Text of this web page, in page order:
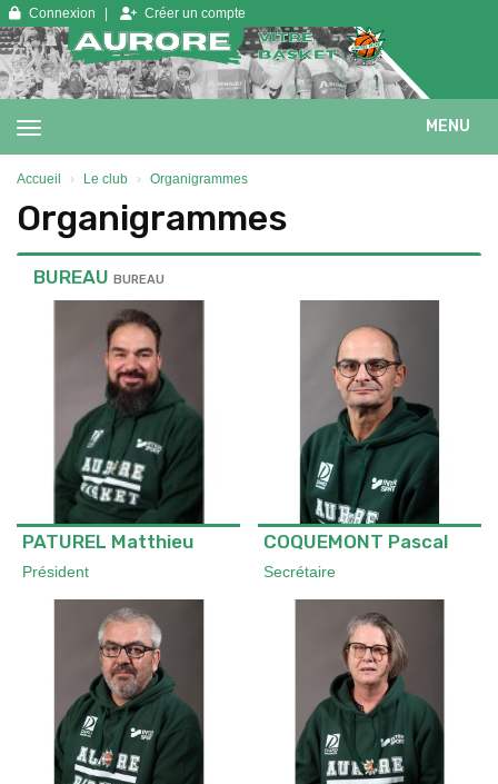
Connexion Créer un compte
MENU
Accueil Le club Organigrammes
Organigrammes
BUREAU BUREAU
PATUREL Matthieu
Président
COQUEMONT Pascal
Secrétaire
Panneau de gestion des cookies